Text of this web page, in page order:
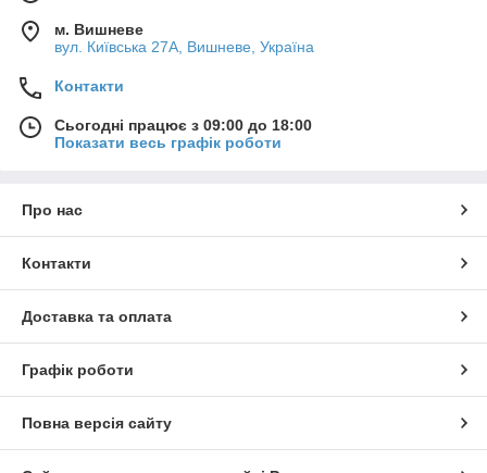
м. Вишневе
вул. Київська 27А, Вишневе, Україна
Контакти
Сьогодні працює з 09:00 до 18:00
Показати весь графік роботи
Про нас
Контакти
Доставка та оплата
Графік роботи
Повна версія сайту